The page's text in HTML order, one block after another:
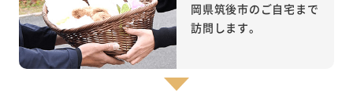
岡県筑後市のご自宅まで
訪問します。